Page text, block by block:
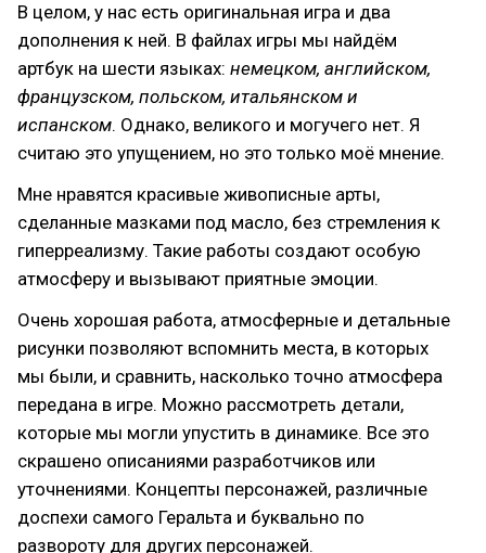
В целом, у нас есть оригинальная игра и два
дополнения к ней. В файлах игры мы найдём
артбук на шести языках: немецком, английском,
французском, польском, итальянском и
испанском. Однако, великого и могучего нет. Я
считаю это упущением, но это только моё мнение.
Мне нравятся красивые живописные арты,
сделанные мазками под масло, без стремления к
гиперреализму. Такие работы создают особую
атмосферу и вызывают приятные эмоции.
Очень хорошая работа, атмосферные и детальные
рисунки позволяют вспомнить места, в которых
мы были, и сравнить, насколько точно атмосфера
передана в игре. Можно рассмотреть детали,
которые мы могли упустить в динамике. Все это
скрашено описаниями разработчиков или
уточнениями. Концепты персонажей, различные
доспехи самого Геральта и буквально по
развороту для других персонажей.